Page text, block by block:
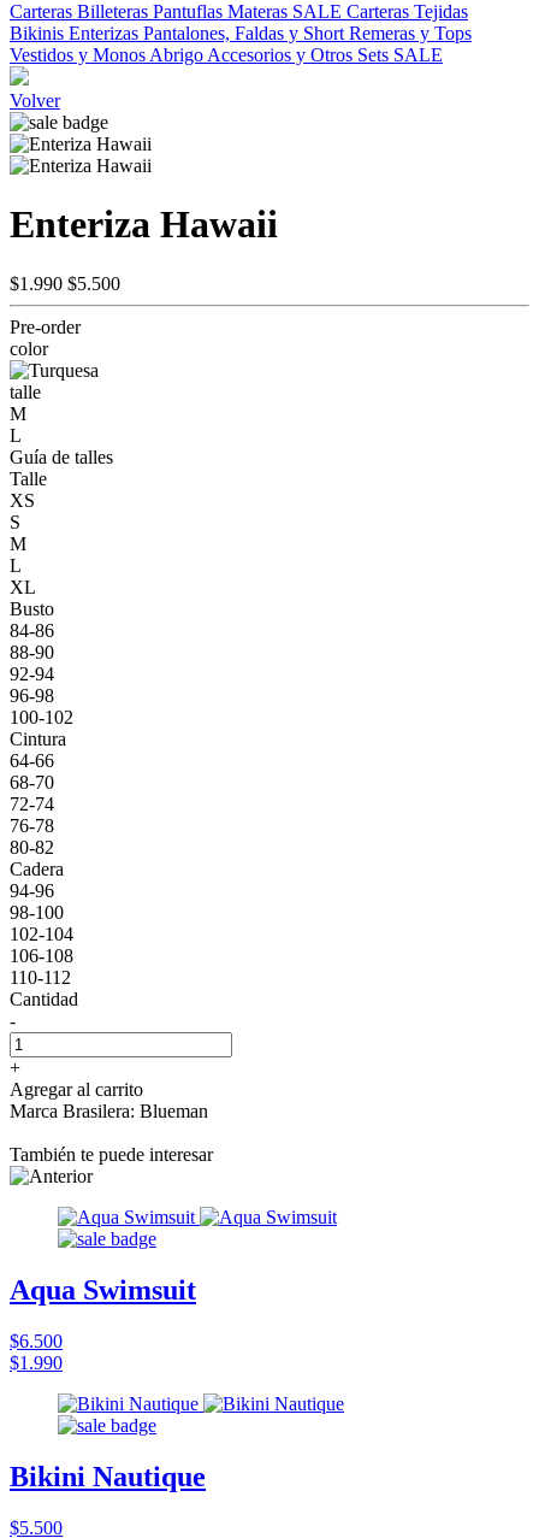
Carteras Billeteras Pantuflas Materas SALE Carteras Tejidas
Bikinis Enterizas Pantalones, Faldas y Short Remeras y Tops
Vestidos y Monos Abrigo Accesorios y Otros Sets SALE
Volver
Enteriza Hawaii
$1.990 $5.500
Pre-order
color
talle
M
L
Guía de talles
Talle
XS
S
M
L
XL
Busto
84-86
88-90
92-94
96-98
100-102
Cintura
64-66
68-70
72-74
76-78
80-82
Cadera
94-96
98-100
102-104
106-108
110-112
Cantidad
-
+
Agregar al carrito
Marca Brasilera: Blueman
También te puede interesar
Aqua Swimsuit
$6.500
$1.990
Bikini Nautique
$5.500